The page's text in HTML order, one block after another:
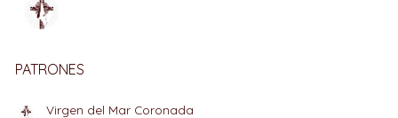
PATRONES
Virgen del Mar Coronada